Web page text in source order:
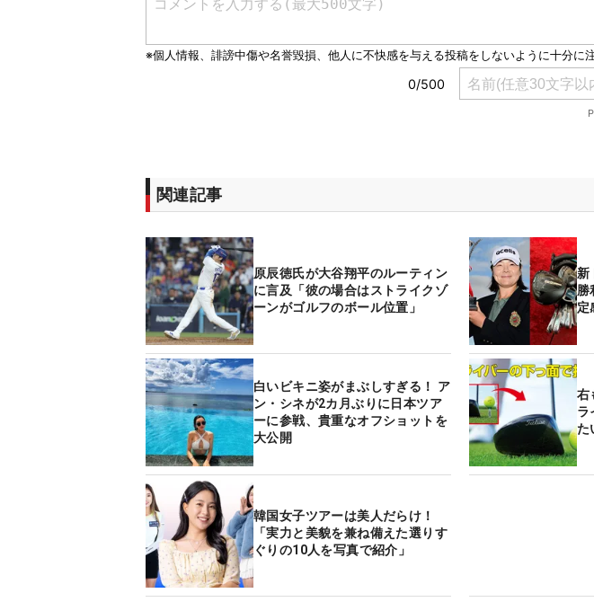
関連記事
原辰徳氏が大谷翔平のルーティン
に言及「彼の場合はストライクゾ
ーンがゴルフのボール位置」
新
勝
定
白いビキニ姿がまぶしすぎる！ ア
ン・シネが2カ月ぶりに日本ツア
ーに参戦、貴重なオフショットを
大公開
右
ラ
た
韓国女子ツアーは美人だらけ！
「実力と美貌を兼ね備えた選りす
ぐりの10人を写真で紹介」